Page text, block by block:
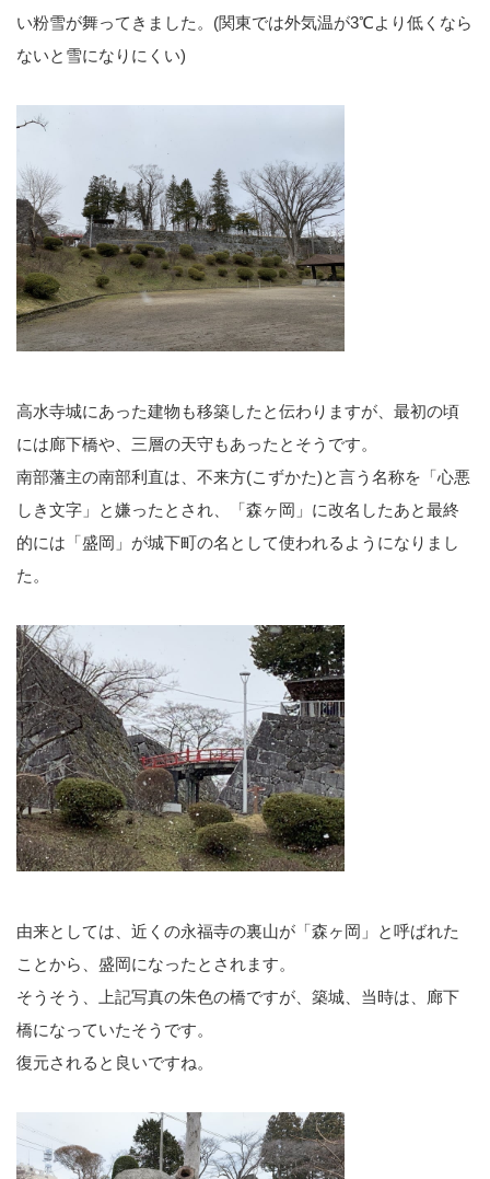
い粉雪が舞ってきました。(関東では外気温が3℃より低くなら
ないと雪になりにくい)
高水寺城にあった建物も移築したと伝わりますが、最初の頃
には廊下橋や、三層の天守もあったとそうです。
南部藩主の南部利直は、不来方(こずかた)と言う名称を「心悪
しき文字」と嫌ったとされ、「森ヶ岡」に改名したあと最終
的には「盛岡」が城下町の名として使われるようになりまし
た。
由来としては、近くの永福寺の裏山が「森ヶ岡」と呼ばれた
ことから、盛岡になったとされます。
そうそう、上記写真の朱色の橋ですが、築城、当時は、廊下
橋になっていたそうです。
復元されると良いですね。